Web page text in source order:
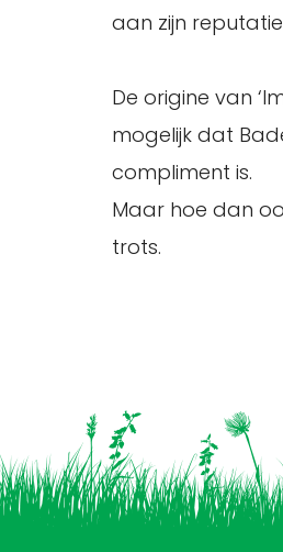
aan zijn
De origine van
mogelijk dat
compliment is.
Maar hoe dan
trots.